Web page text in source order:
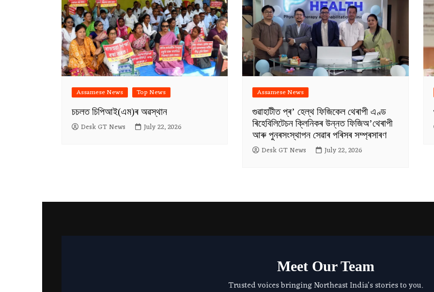
Assamese News Top News
চচলত চিপিআই(এম)ৰ অৱস্থান
Desk GT News July 22, 2026
Assamese News
গুৱাহাটীত প্ৰ’ হেল্থ ফিজিকেল থেৰাপী এণ্ড
ৰিহেবিলিটেচন ক্লিনিকৰ উন্নত ফিজিঅ’থেৰাপী
আৰু পুনৰসংস্থাপন সেৱাৰ পৰিসৰ সম্প্ৰসাৰণ
Desk GT News July 22, 2026
Meet Our Team
Trusted voices bringing Northeast India's stories to you.